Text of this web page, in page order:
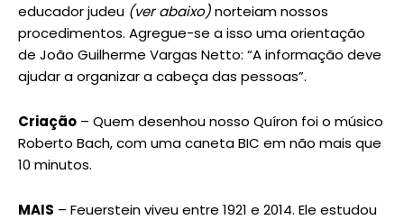
educador judeu (ver abaixo)norteiam nossos
procedimentos. Agregue-se a isso uma orientação
de João Guilherme Vargas Netto: “A informação deve
ajudar a organizar a cabeça das pessoas”.
Criação – Quem desenhou nosso Quíron foi o músico
Roberto Bach, com uma caneta BIC em não mais que
10 minutos.
MAIS – Feuerstein viveu entre 1921 e 2014. Ele estudou